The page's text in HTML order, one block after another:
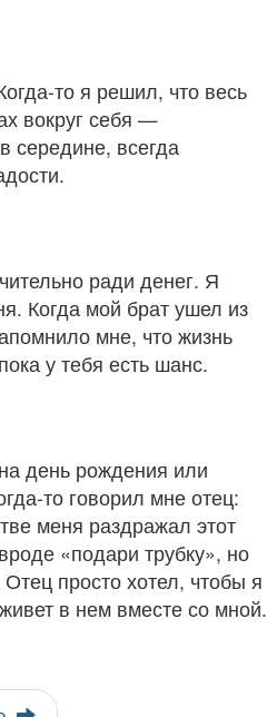
то я решил, что весь
вокруг себя —
середине, всегда
ради денег. Я
Когда мой брат ушел из
мне, что жизнь
у тебя есть шанс.
день рождения или
то говорил мне отец:
меня раздражал этот
«подари трубку», но
просто хотел, чтобы я
в нем вместе со мной.